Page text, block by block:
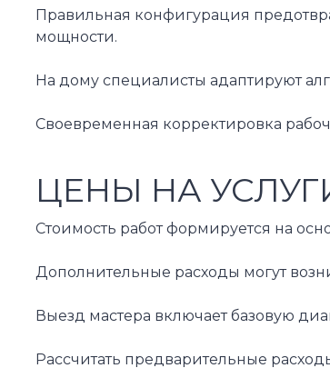
Правильная конфигурация
мощности.
На дому специалисты адаптируют
Своевременная корректировка
ЦЕНЫ НА
Стоимость работ формируется на
Дополнительные расходы могут
Выезд мастера включает базовую
Рассчитать предварительные